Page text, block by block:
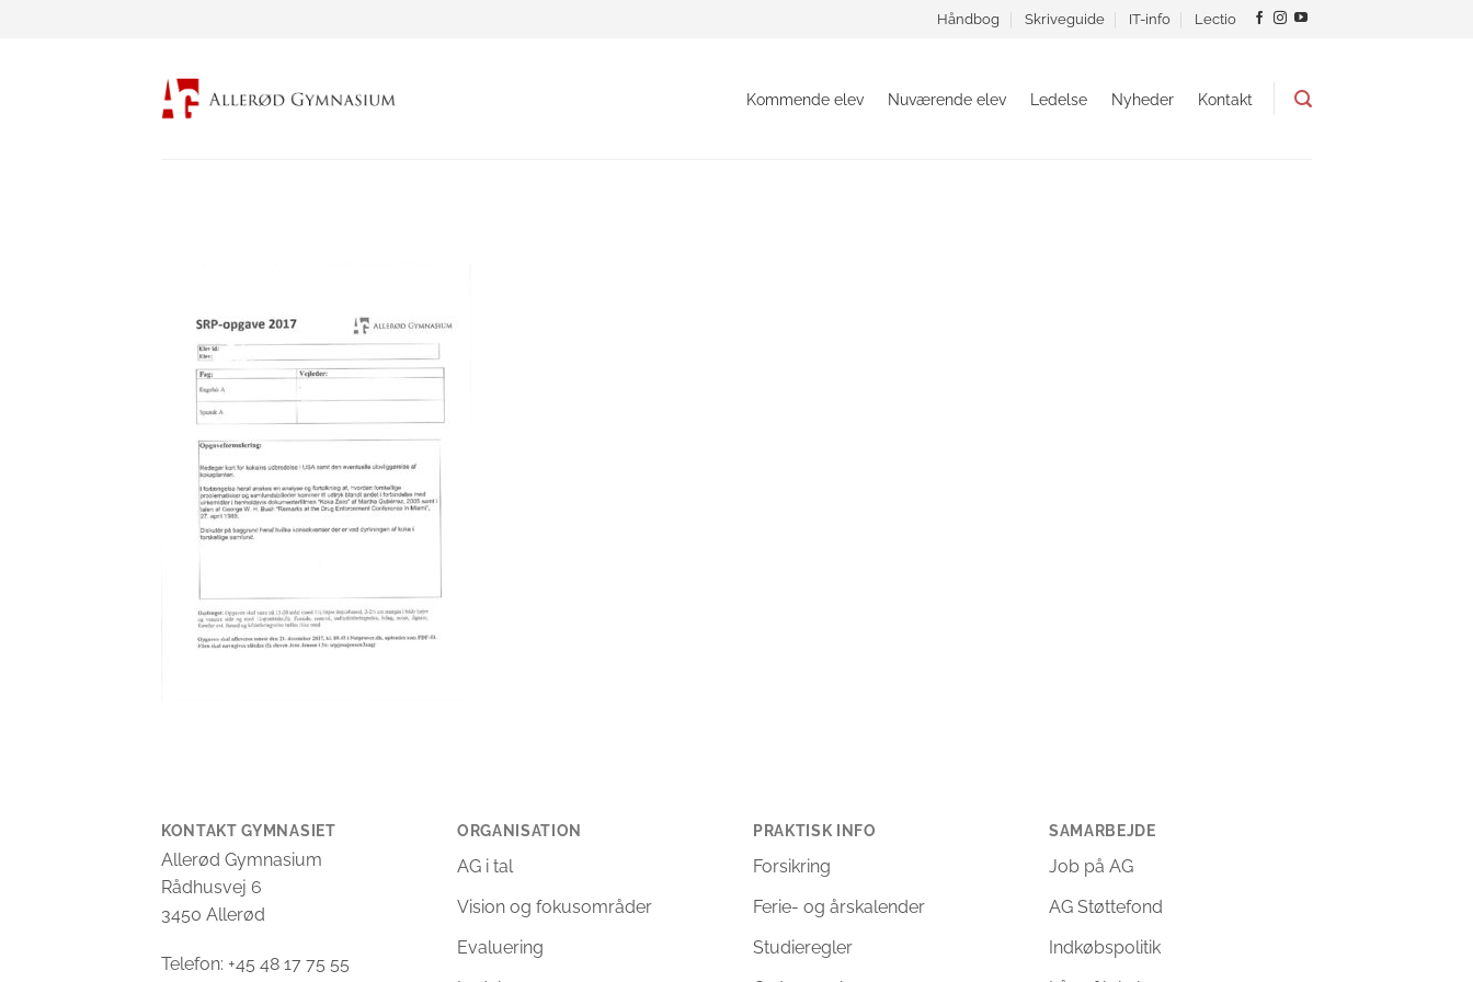
Håndbog Skriveguide IT-info Lectio
Kommende elev Nuværende elev Ledelse Nyheder Kontakt
KONTAKT GYMNASIET
Allerød Gymnasium
Rådhusvej 6
3450 Allerød
Telefon: +45 48 17 75 55
ORGANISATION
AG i tal
Vision og fokusområder
Evaluering
PRAKTISK INFO
Forsikring
Ferie- og årskalender
Studieregler
SAMARBEJDE
Job på AG
AG Støttefond
Indkøbspolitik